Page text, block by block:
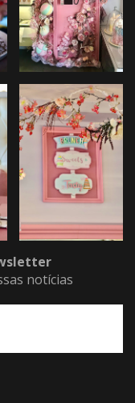
notícias